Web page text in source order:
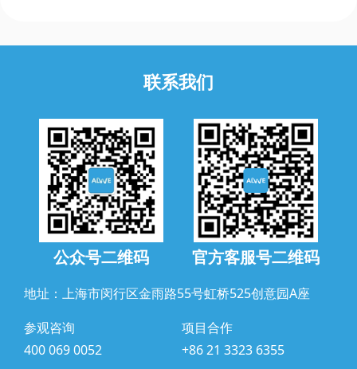
联系我们
公众号二维码 官方客服号二维码
地址：上海市闵行区金雨路55号虹桥525创意园A座
参观咨询
400 069 0052
项目合作
+86 21 3323 6355